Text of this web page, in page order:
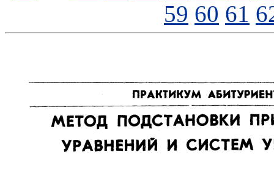
59 60 61